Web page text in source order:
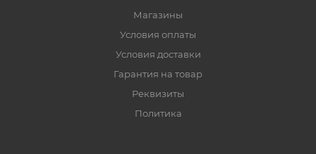
Магазины
Условия оплаты
Условия доставки
Гарантия на товар
Реквизиты
Политика